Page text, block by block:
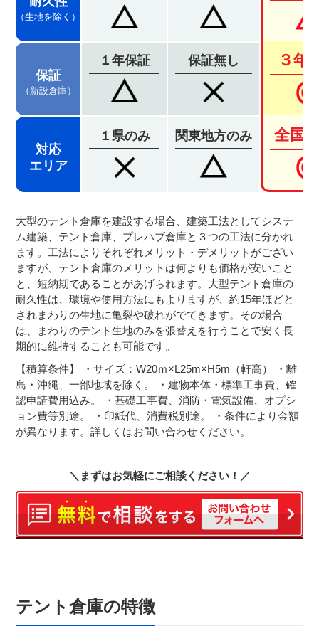
（生地を除く）
保証
（新設倉庫）
１年保証 保証無し ３年
対応
エリア
１県のみ 関東地方のみ 全国
大型のテント倉庫を建設する場合、建築工法としてシステ
ム建築、テント倉庫、プレハブ倉庫と３つの工法に分かれ
ます。工法によりそれぞれメリット・デメリットがござい
ますが、テント倉庫のメリットは何よりも価格が安いこと
と、短納期であることがあげられます。大型テント倉庫の
耐久性は、環境や使用方法にもよりますが、約15年ほどと
されまわりの生地に亀裂や破れがでてきます。その場合
は、まわりのテント生地のみを張替えを行うことで安く長
期的に維持することも可能です。
【積算条件】
・サイズ：W20ｍ×L25m×H5m（軒高）
・離
島・沖縄、一部地域を除く。
・建物本体・標準工事費、確
認申請費用込み。
・基礎工事費、消防・電気設備、オプシ
ョン費等別途。
・印紙代、消費税別途。
・条件により金額
が異なります。詳しくはお問い合わせください。
＼まずはお気軽にご相談ください！／
テント倉庫の特徴